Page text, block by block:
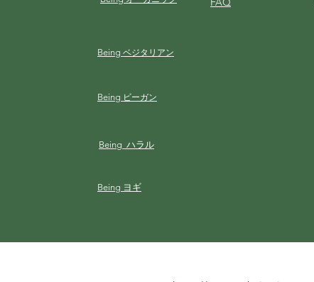
Being ベジタリアン
Being ビーガン
Being ハラル
Being ヨギ